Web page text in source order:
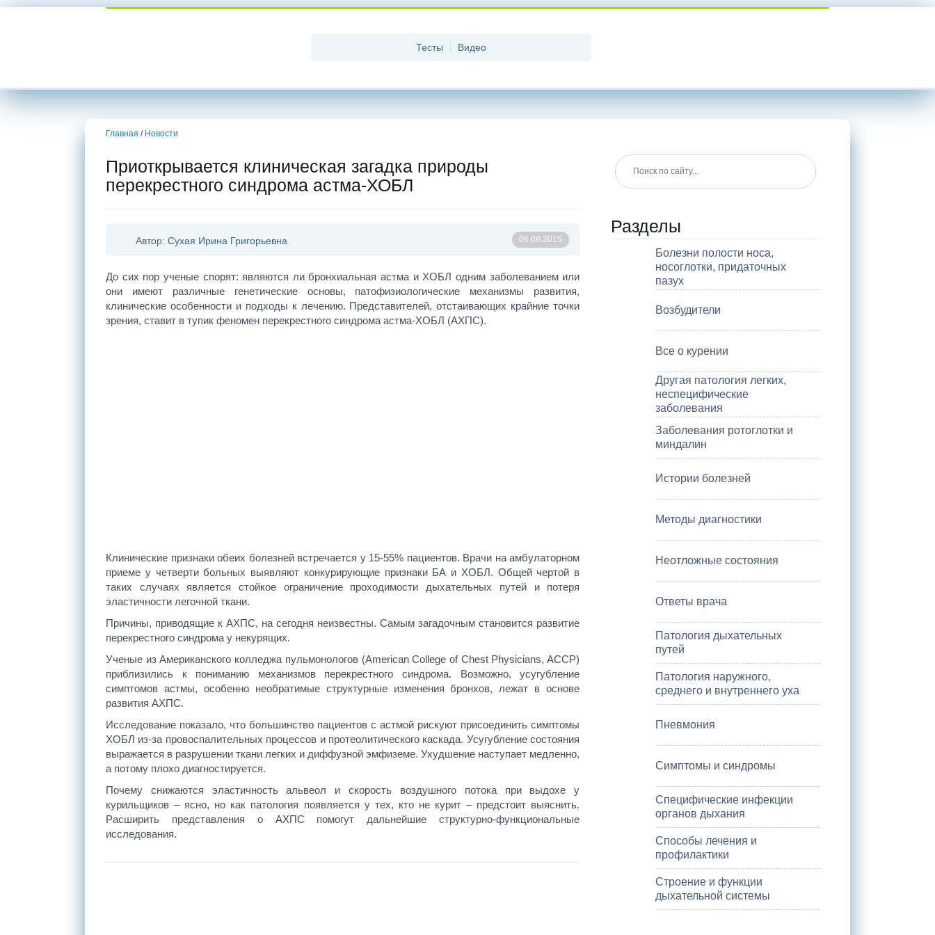
Тесты Видео
Главная / Новости
Приоткрывается клиническая загадка природы
перекрестного синдрома астма-ХОБЛ
Автор: Сухая Ирина Григорьевна 06.08.2015
До сих пор ученые спорят: являются ли бронхиальная астма и ХОБЛ одним заболеванием или
они имеют различные генетические основы, патофизиологические механизмы развития,
клинические особенности и подходы к лечению. Представителей, отстаивающих крайние точки
зрения, ставит в тупик феномен перекрестного синдрома астма-ХОБЛ (АХПС).
Клинические признаки обеих болезней встречается у 15-55% пациентов. Врачи на амбулаторном
приеме у четверти больных выявляют конкурирующие признаки БА и ХОБЛ. Общей чертой в
таких случаях является стойкое ограничение проходимости дыхательных путей и потеря
эластичности легочной ткани.
Причины, приводящие к АХПС, на сегодня неизвестны. Самым загадочным становится развитие
перекрестного синдрома у некурящих.
Ученые из Американского колледжа пульмонологов (American College of Chest Physicians, ACCP)
приблизились к пониманию механизмов перекрестного синдрома. Возможно, усугубление
симптомов астмы, особенно необратимые структурные изменения бронхов, лежат в основе
развития АХПС.
Исследование показало, что большинство пациентов с астмой рискуют присоединить симптомы
ХОБЛ из-за провоспалительных процессов и протеолитического каскада. Усугубление состояния
выражается в разрушении ткани легких и диффузной эмфиземе. Ухудшение наступает медленно,
а потому плохо диагностируется.
Почему снижаются эластичность альвеол и скорость воздушного потока при выдохе у
курильщиков – ясно, но как патология появляется у тех, кто не курит – предстоит выяснить.
Расширить представления о АХПС помогут дальнейшие структурно-функциональные
исследования.
Разделы
Болезни полости носа,
носоглотки, придаточных
пазух
Возбудители
Все о курении
Другая патология легких,
неспецифические
заболевания
Заболевания ротоглотки и
миндалин
Истории болезней
Методы диагностики
Неотложные состояния
Ответы врача
Патология дыхательных
путей
Патология наружного,
среднего и внутреннего уха
Пневмония
Симптомы и синдромы
Специфические инфекции
органов дыхания
Способы лечения и
профилактики
Строение и функции
дыхательной системы